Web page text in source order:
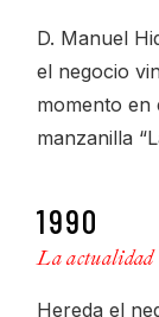
D. Manuel
el negocio
momento en
manzanilla
1990
La actualidad
Hereda el